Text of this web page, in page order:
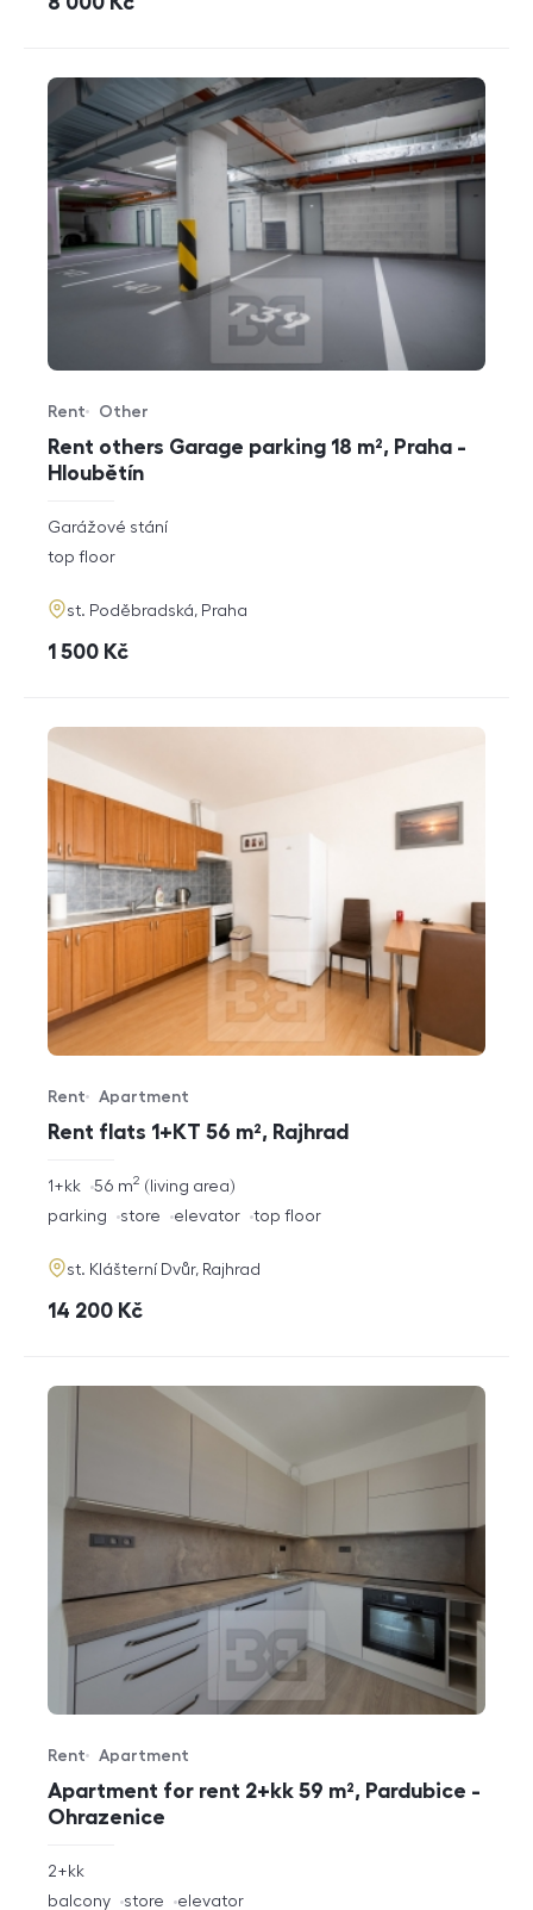
Rent others Garage parking 18 m², Praha -
Hloubětín
Offer type
Rent
Property type
Other
rozměry
disposition
Garážové stání
funkce
top floor
adresa
st. Poděbradská, Praha
cena
1 500 Kč
Rent flats 1+KT 56 m², Rajhrad
Offer type
Rent
Property type
Apartment
rozměry
disposition
1+kk living area
56 m2
funkce
parking store elevator top floor
adresa
st. Klášterní Dvůr, Rajhrad
cena
14 200 Kč
Apartment for rent 2+kk 59 m², Pardubice -
Ohrazenice
Offer type
Rent
Property type
Apartment
rozměry
disposition
2+kk
funkce
balcony store elevator